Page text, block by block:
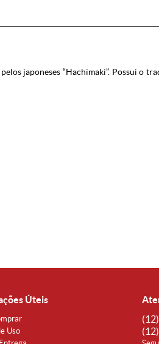
japoneses “Hachimaki”. Possui o
Úteis
Uso
(12)
(12)